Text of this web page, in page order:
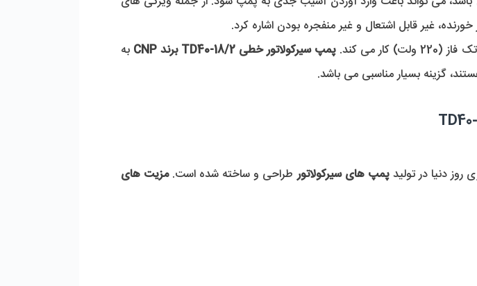
پمپ سیرکولاتور خطی TD40-18/2 برند CNP
گزینه بسیار مناسبی می باشد.
روز دنیا در تولید پمپ های سیرکولاتور طراحی و ساخته شده است.